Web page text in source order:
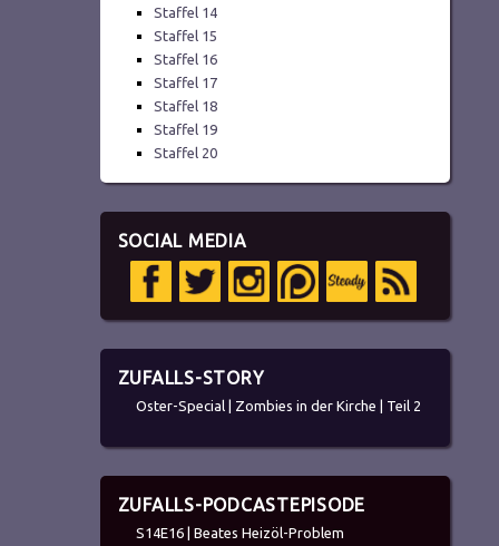
Staffel 14
Staffel 15
Staffel 16
Staffel 17
Staffel 18
Staffel 19
Staffel 20
SOCIAL MEDIA
ZUFALLS-STORY
Oster-Special | Zombies in der Kirche | Teil 2
ZUFALLS-PODCASTEPISODE
S14E16 | Beates Heizöl-Problem